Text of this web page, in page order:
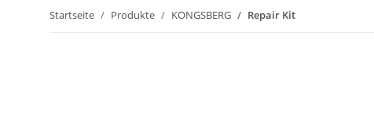
Startseite Produkte KONGSBERG Repair Kit